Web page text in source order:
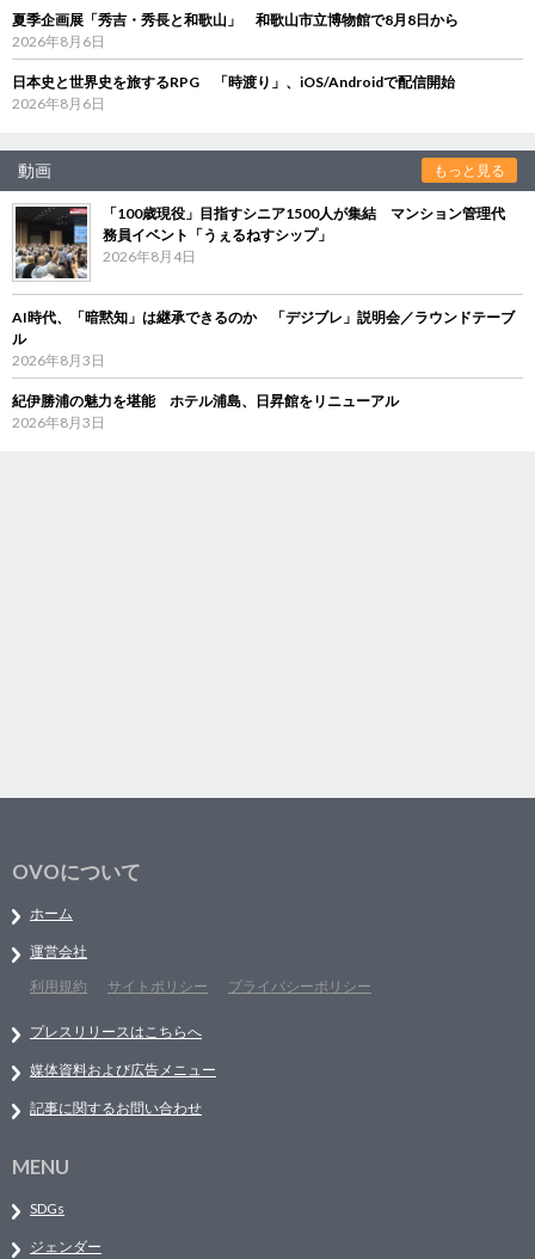
夏季企画展「秀吉・秀長と和歌山」 和歌山市立博物館で8月8日から
2026年8月6日
日本史と世界史を旅するRPG 「時渡り」、iOS/Androidで配信開始
2026年8月6日
動画 もっと見る
「100歳現役」目指すシニア1500人が集結 マンション管理代
務員イベント「うぇるねすシップ」
2026年8月4日
AI時代、「暗黙知」は継承できるのか 「デジブレ」説明会／ラウンドテーブ
ル
2026年8月3日
紀伊勝浦の魅力を堪能 ホテル浦島、日昇館をリニューアル
2026年8月3日
OVOについて
ホーム
運営会社
利用規約
サイトポリシー プライバシーポリシー
プレスリリースはこちらへ
媒体資料および広告メニュー
記事に関するお問い合わせ
MENU
SDGs
ジェンダー